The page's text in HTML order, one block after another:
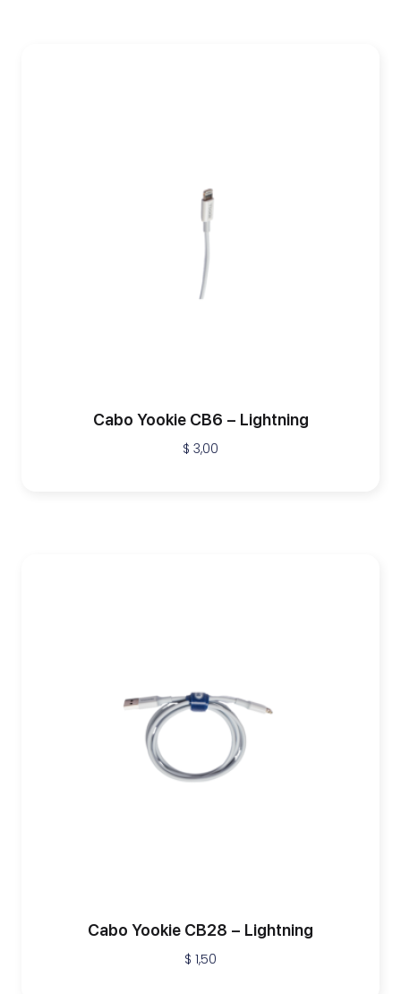
Cabo Yookie CB6 – Lightning
$ 3,00
Cabo Yookie CB28 – Lightning
$ 1,50